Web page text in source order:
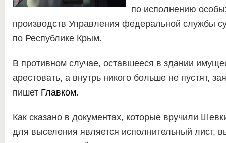
по исполнению
производств Управления федеральной службы
по Республике Крым.
В противном случае, оставшееся в здании
арестовать, а внутрь никого больше не пустят,
пишет Главком.
Как сказано в документах, которые вручили
для выселения является исполнительный лист,